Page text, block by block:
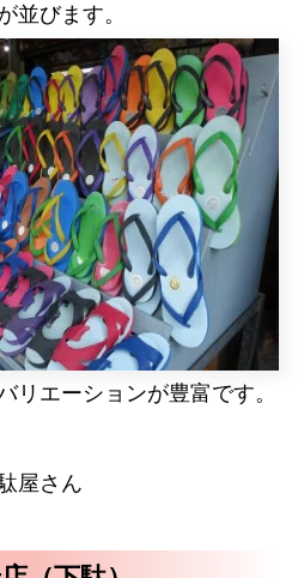
並びます。
リエーションが豊富です。
屋さん